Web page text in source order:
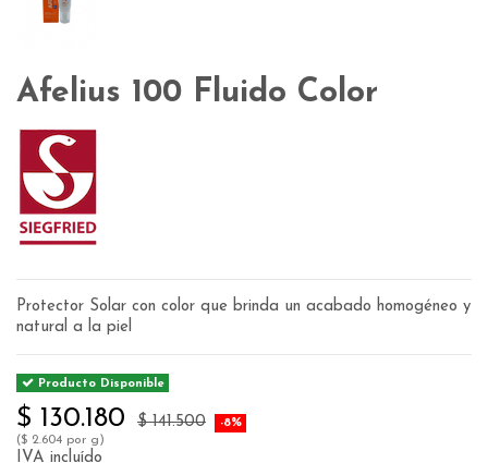
Afelius 100 Fluido Color
Protector Solar con color que brinda un acabado homogéneo y
natural a la piel
Producto Disponible
$ 130.180 $ 141.500 -8%
($ 2.604 por g)
IVA incluído